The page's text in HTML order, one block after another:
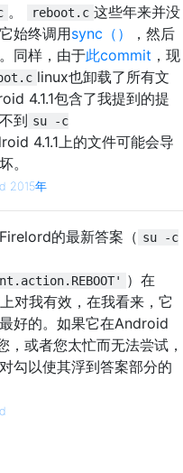
。 reboot.c 这些年来并没
始终调用sync（）
，然后
同样，由于此commit ，现
linux也卸载了所有文
4.1.1包含了我提到的提
到 su -c
4.1.1上的文件可能会导
。
2015年
的最新答案（ su -c
）在
对我有效，在我看来，它
好的。如果它在Android
，或者您太忙而无法尝试，
勾以使其浮到答案部分的